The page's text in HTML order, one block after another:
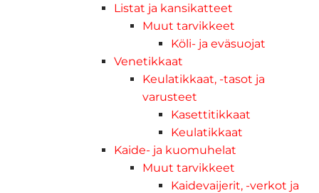
Listat ja kansikatteet
Muut tarvikkeet
Köli- ja eväsuojat
Venetikkaat
Keulatikkaat, -tasot ja
varusteet
Kasettitikkaat
Keulatikkaat
Kaide- ja kuomuhelat
Muut tarvikkeet
Kaidevaijerit, -verkot ja